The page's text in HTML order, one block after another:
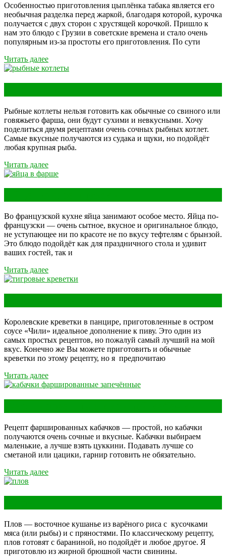
Особенностью приготовления цыплёнка табака является его
необычная разделка перед жаркой, благодаря которой, курочка
получается с двух сторон с хрустящей корочкой. Пришло к
нам это блюдо с Грузии в советские времена и стало очень
популярным из-за простоты его приготовления. По сути
Читать далее
Рыбные котлеты нельзя готовить как обычные со свиного или
говяжьего фарша, они будут сухими и невкусными. Хочу
поделиться двумя рецептами очень сочных рыбных котлет.
Самые вкусные получаются из судака и щуки, но подойдёт
любая крупная рыба.
Читать далее
Во французской кухне яйца занимают особое место. Яйца по-
французски — очень сытное, вкусное и оригинальное блюдо,
не уступающее ни по красоте не по вкусу тефтелям с брынзой.
Это блюдо подойдёт как для праздничного стола и удивит
ваших гостей, так и
Читать далее
Королевские креветки в панцире, приготовленные в остром
соусе «Чили» идеальное дополнение к пиву. Это один из
самых простых рецептов, но пожалуй самый лучший на мой
вкус. Конечно же Вы можете приготовить и обычные
креветки по этому рецепту, но я предпочитаю
Читать далее
Рецепт фаршированных кабачков — простой, но кабачки
получаются очень сочные и вкусные. Кабачки выбираем
маленькие, а лучше взять цуккини. Подавать лучше со
сметаной или цацики, гарнир готовить не обязательно.
Читать далее
Плов — восточное кушанье из варёного риса с кусочками
мяса (или рыбы) и с пряностями. По классическому рецепту,
плов готовят с бараниной, но подойдёт и любое другое. Я
приготовлю из жирной брюшной части свинины.